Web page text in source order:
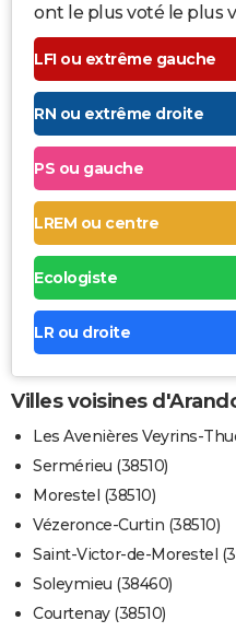
ont le plus voté le plus
LFI ou extrême gauche
RN ou extrême droite
PS ou gauche
LREM ou centre
Ecologiste
LR ou droite
Villes voisines
Les Avenières Veyrins-
Sermérieu (38510)
Morestel (38510)
Vézeronce-Curtin (38510)
Saint-Victor-de-Morestel
Soleymieu (38460)
Courtenay (38510)